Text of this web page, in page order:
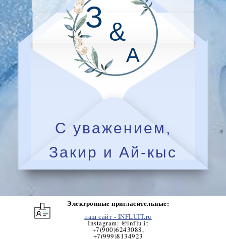
С уважением,
Закир и Ай-кыс
З
А
&
Электронные пригласительные:
наш сайт - INFLUIT.ru
Instagram: @influ.it
+7(900)6243088,
+7(999)8134923